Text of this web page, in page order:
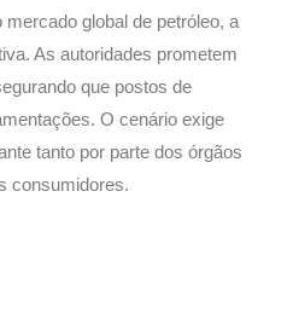
global de petróleo, a
As autoridades prometem
que postos de
O cenário exige
tanto por parte dos órgãos
consumidores.